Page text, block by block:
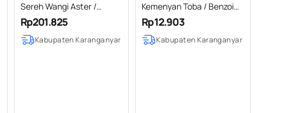
Sereh Wangi Aster /
Citronella Ceylon
Essential Oil 100% Pure
(500 ml SS EXP)
Rp201.825
Kabupaten Karanganyar
Kemenyan Toba / Benzoin
Essential Oil 100% Pure
Rp12.903
Kabupaten Karanganyar